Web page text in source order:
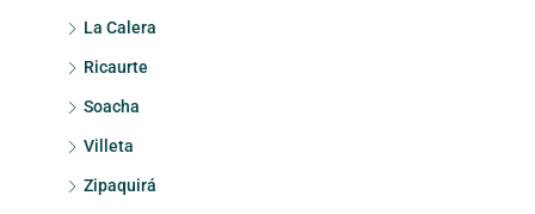
La Calera
Ricaurte
Soacha
Villeta
Zipaquirá